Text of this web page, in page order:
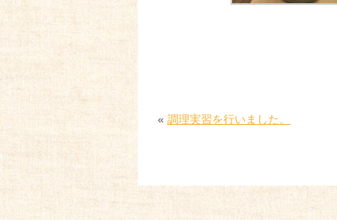
« 調理実習を行いました。